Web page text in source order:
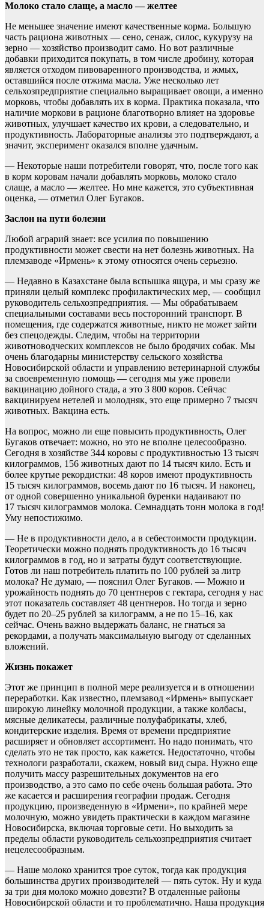
Молоко стало слаще, а масло — желтее
Не меньшее значение имеют качественные корма. Большую
часть рациона животных — сено, сенаж, силос, кукурузу на
зерно — хозяйство производит само. Но вот различные
добавки приходится покупать, в том числе дробину, которая
является отходом пивоваренного производства, и жмых,
оставшийся после отжима масла. Уже несколько лет
сельхозпредприятие специально выращивает овощи, а именно
морковь, чтобы добавлять их в корма. Практика показала, что
наличие моркови в рационе благотворно влияет на здоровье
животных, улучшает качество их крови, а следовательно, и
продуктивность. Лабораторные анализы это подтверждают, а
значит, эксперимент оказался вполне удачным.
— Некоторые наши потребители говорят, что, после того как
в корм коровам начали добавлять морковь, молоко стало
слаще, а масло — желтее. Но мне кажется, это субъективная
оценка, — отметил Олег Бугаков.
Заслон на пути болезни
Любой аграрий знает: все усилия по повышению
продуктивности может свести на нет болезнь животных. На
племзаводе «Ирмень» к этому относятся очень серьезно.
— Недавно в Казахстане была вспышка ящура, и мы сразу же
приняли целый комплекс профилактических мер, — сообщил
руководитель сельхозпредприятия. — Мы обрабатываем
специальными составами весь посторонний транспорт. В
помещения, где содержатся животные, никто не может зайти
без спецодежды. Следим, чтобы на территории
животноводческих комплексов не было бродячих собак. Мы
очень благодарны министерству сельского хозяйства
Новосибирской области и управлению ветеринарной службы
за своевременную помощь — сегодня мы уже провели
вакцинацию дойного стада, а это 3 800 коров. Сейчас
вакцинируем нетелей и молодняк, это еще примерно 7 тысяч
животных. Вакцина есть.
На вопрос, можно ли еще повысить продуктивность, Олег
Бугаков отвечает: можно, но это не вполне целесообразно.
Сегодня в хозяйстве 344 коровы с продуктивностью 13 тысяч
килограммов, 156 животных дают по 14 тысяч кило. Есть и
более крутые рекордистки: 48 коров имеют продуктивность
15 тысяч килограммов, восемь дают по 16 тысяч. И наконец,
от одной совершенно уникальной буренки надаивают по
17 тысяч килограммов молока. Семнадцать тонн молока в год!
Уму непостижимо.
— Не в продуктивности дело, а в себестоимости продукции.
Теоретически можно поднять продуктивность до 16 тысяч
килограммов в год, но и затраты будут соответствующие.
Готов ли наш потребитель платить по 100 рублей за литр
молока? Не думаю, — пояснил Олег Бугаков. — Можно и
урожайность поднять до 70 центнеров с гектара, сегодня у нас
этот показатель составляет 48 центнеров. Но тогда и зерно
будет по 20–25 рублей за килограмм, а не по 15–16, как
сейчас. Очень важно выдержать баланс, не гнаться за
рекордами, а получать максимальную выгоду от сделанных
вложений.
Жизнь покажет
Этот же принцип в полной мере реализуется и в отношении
переработки. Как известно, племзавод «Ирмень» выпускает
широкую линейку молочной продукции, а также колбасы,
мясные деликатесы, различные полуфабрикаты, хлеб,
кондитерские изделия. Время от времени предприятие
расширяет и обновляет ассортимент. Но надо понимать, что
сделать это не так просто, как кажется. Недостаточно, чтобы
технологи разработали, скажем, новый вид сыра. Нужно еще
получить массу разрешительных документов на его
производство, а это само по себе очень большая работа. Это
же касается и расширения географии продаж. Сегодня
продукцию, произведенную в «Ирмени», по крайней мере
молочную, можно увидеть практически в каждом магазине
Новосибирска, включая торговые сети. Но выходить за
пределы области руководитель сельхозпредприятия считает
нецелесообразным.
— Наше молоко хранится трое суток, тогда как продукция
большинства других производителей — пять суток. Ну и куда
за три дня молоко можно довезти? В отдаленные районы
Новосибирской области и то проблематично. Наша продукция